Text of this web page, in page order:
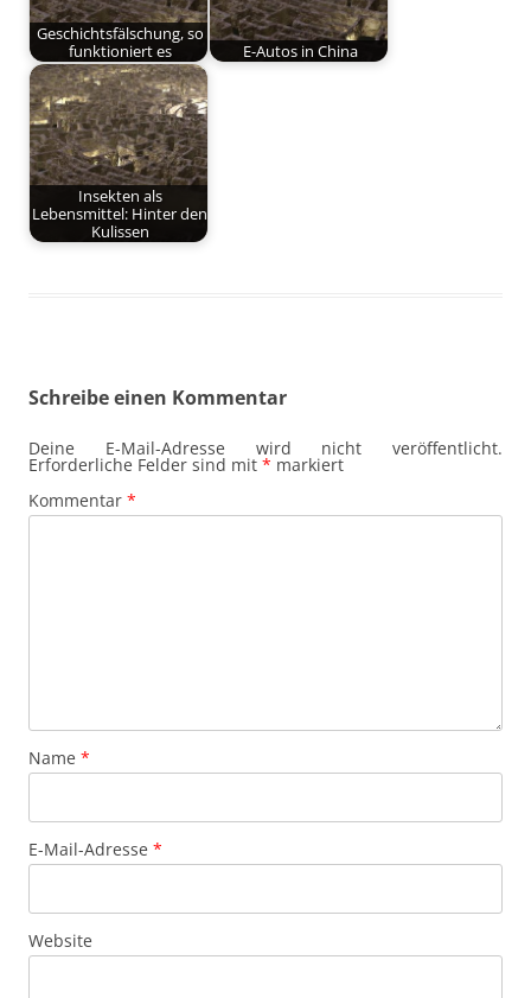
Geschichtsfälschung, so
funktioniert es
E-Autos in China
Insekten als
Lebensmittel: Hinter den
Kulissen
Schreibe einen Kommentar
Deine E-Mail-Adresse wird nicht veröffentlicht.
Erforderliche Felder sind mit * markiert
Kommentar *
Name *
E-Mail-Adresse *
Website